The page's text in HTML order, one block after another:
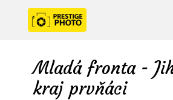
Mladá fronta -
kraj prvňáci